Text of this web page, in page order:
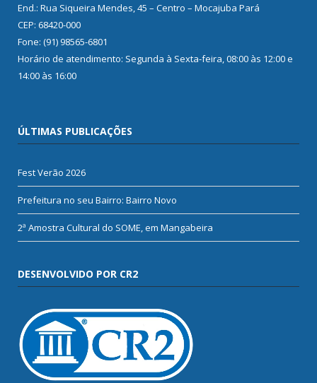
End.: Rua Siqueira Mendes, 45 – Centro – Mocajuba Pará
CEP: 68420-000
Fone: (91) 98565-6801
Horário de atendimento: Segunda à Sexta-feira, 08:00 às 12:00 e
14:00 às 16:00
ÚLTIMAS PUBLICAÇÕES
Fest Verão 2026
Prefeitura no seu Bairro: Bairro Novo
2ª Amostra Cultural do SOME, em Mangabeira
DESENVOLVIDO POR CR2